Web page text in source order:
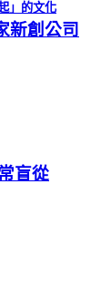
」的文化
創公司
盲從